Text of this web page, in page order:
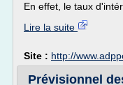
En effet, le taux
Lire la suite
Site : http://
Prévisionnel